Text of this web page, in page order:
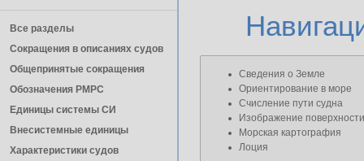
Все разделы
Сокращения в описаниях судов
Общепринятые сокращения
Обозначения РМРС
Единицы cистемы СИ
Внесистемные единицы
Характеристики судов
Сведения о Земле
Ориентирование в море
Счисление пути судна
Изображение
Морская картография
Лоция